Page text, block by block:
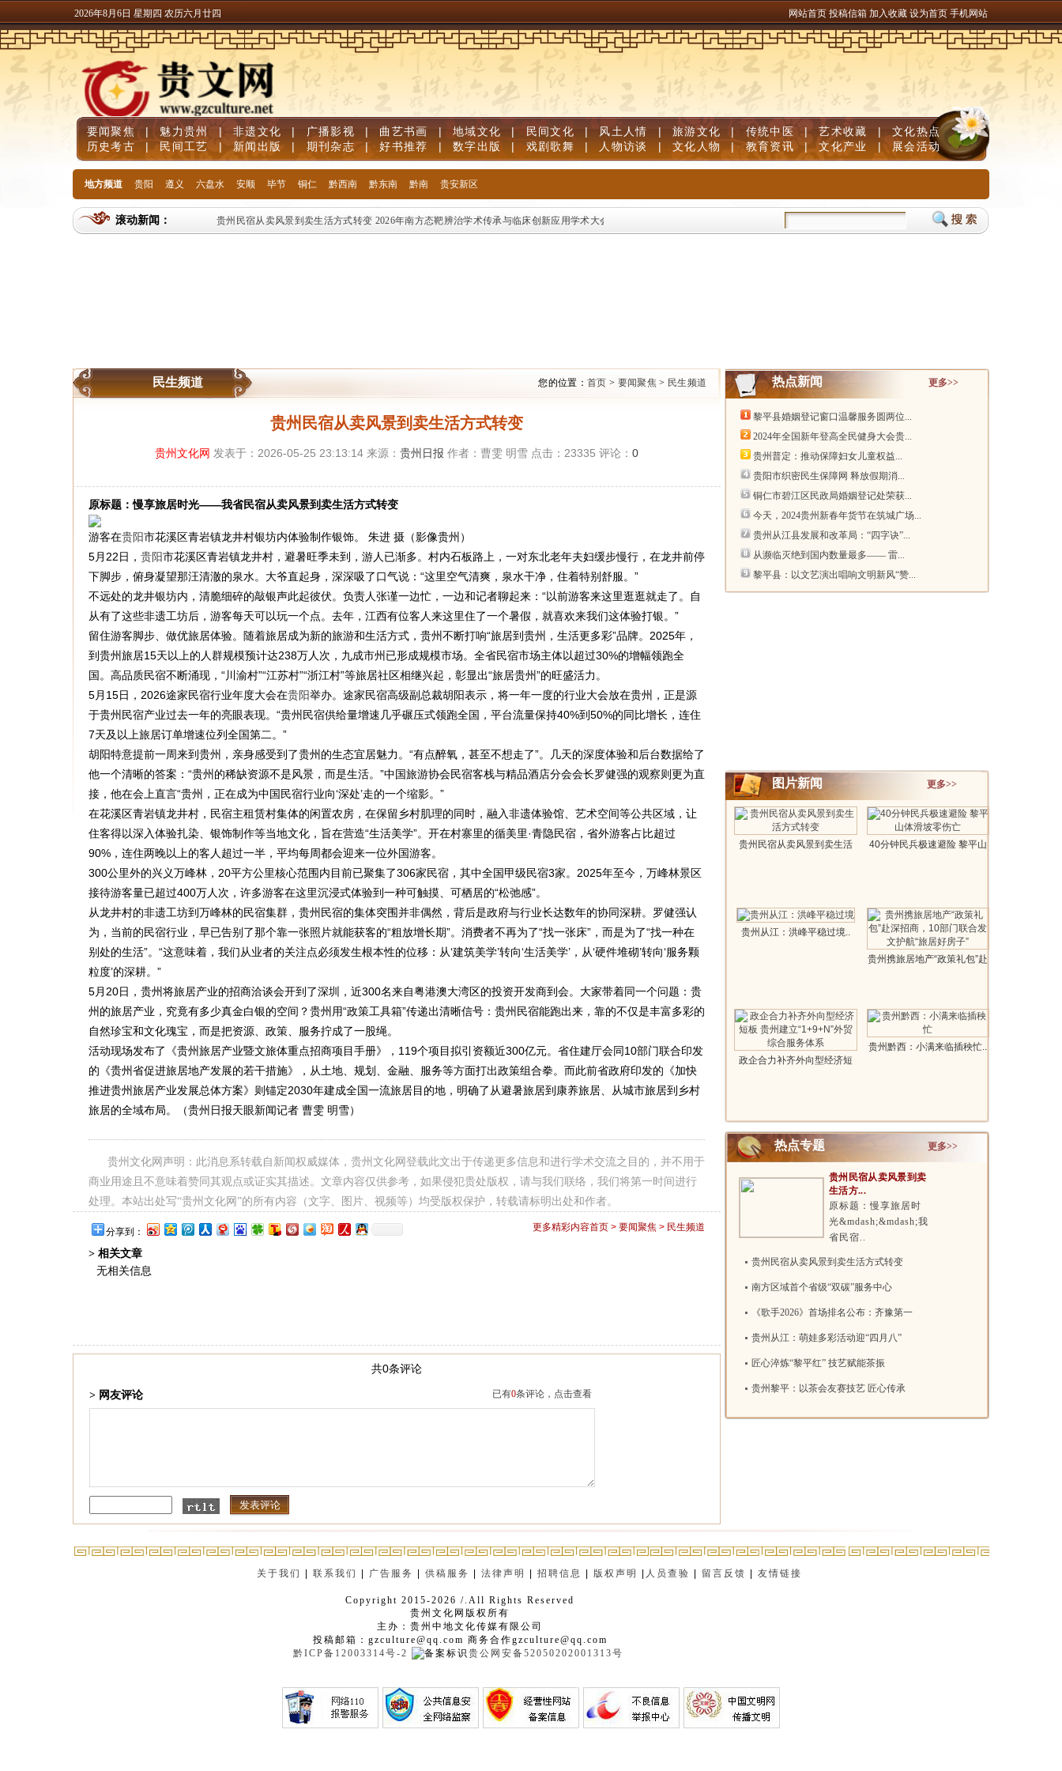
2026年8月6日 星期四 农历六月廿四 网站首页 投稿信箱 加入收藏 设为首页 手机网站
要闻聚焦 | 魅力贵州 | 非遗文化 | 广播影视 | 曲艺书画 | 地域文化 | 民间文化 | 风土人情 | 旅游文化 | 传统中医 | 艺术收藏 | 文化热点
历史考古
| 民间工艺 | 新闻出版 | 期刊杂志 | 好书推荐 | 数字出版 | 戏剧歌舞 | 人物访谈 | 文化人物 | 教育资讯 | 文化产业 | 展会活动
地方频道 贵阳 遵义 六盘水 安顺 毕节 铜仁 黔西南 黔东南 黔南 贵安新区
滚动新闻： 贵州民宿从卖风景到卖生活方式转变 2026年南方态靶辨治学术传承与临床创新应用学术大会在贵阳召开 文旅新探｜贵州石阡：寻觅“村味”中的乡土美
民生频道 您的位置： 首页 > 要闻聚焦> 民生频道
贵州民宿从卖风景到卖生活方式转变
贵州文化网 发表于：2026-05-25 23:13:14 来源： 贵州日报 作者：曹雯 明雪 点击： 23335 评论： 0
原标题：慢享旅居时光——我省民宿从卖风景到卖生活方式转变
游客在贵阳市花溪区青岩镇龙井村银坊内体验制作银饰。 朱进 摄（影像贵州）
5月22日， 贵阳市花溪区青岩镇龙井村，避暑旺季未到，游人已渐多。村内石板路上，一对东北老年夫妇缓步慢行，在龙井前停
下脚步，俯身凝望那汪清澈的泉水。大爷直起身，深深吸了口气说：“这里空气清爽，泉水干净，住着特别舒服。”
不远处的龙井银坊内，清脆细碎的敲银声此起彼伏。负责人张谨一边忙，一边和记者聊起来：“以前游客来这里逛逛就走了。自
从有了这些非遗工坊后，游客每天可以玩一个点。去年，江西有位客人来这里住了一个暑假，就喜欢来我们这体验打银。”
留住游客脚步、做优旅居体验。随着旅居成为新的旅游和生活方式，贵州不断打响“旅居到贵州，生活更多彩”品牌。2025年，
到贵州旅居15天以上的人群规模预计达238万人次，九成市州已形成规模市场。全省民宿市场主体以超过30%的增幅领跑全
国。高品质民宿不断涌现，“川渝村”“江苏村”“浙江村”等旅居社区相继兴起，彰显出“旅居贵州”的旺盛活力。
5月15日，2026途家民宿行业年度大会在贵阳举办。途家民宿高级副总裁胡阳表示，将一年一度的行业大会放在贵州，正是源
于贵州民宿产业过去一年的亮眼表现。“贵州民宿供给量增速几乎碾压式领跑全国，平台流量保持40%到50%的同比增长，连住
7天及以上旅居订单增速位列全国第二。”
胡阳特意提前一周来到贵州，亲身感受到了贵州的生态宜居魅力。“有点醉氧，甚至不想走了”。几天的深度体验和后台数据给了
他一个清晰的答案：“贵州的稀缺资源不是风景，而是生活。”中国旅游协会民宿客栈与精品酒店分会会长罗健强的观察则更为直
接，他在会上直言“贵州，正在成为中国民宿行业向‘深处’走的一个缩影。”
在花溪区青岩镇龙井村，民宿主租赁村集体的闲置农房，在保留乡村肌理的同时，融入非遗体验馆、艺术空间等公共区域，让
住客得以深入体验扎染、银饰制作等当地文化，旨在营造“生活美学”。开在村寨里的循美里·青隐民宿，省外游客占比超过
90%，连住两晚以上的客人超过一半，平均每周都会迎来一位外国游客。
300公里外的兴义万峰林，20平方公里核心范围内目前已聚集了306家民宿，其中全国甲级民宿3家。2025年至今，万峰林景区
接待游客量已超过400万人次，许多游客在这里沉浸式体验到一种可触摸、可栖居的“松弛感”。
从龙井村的非遗工坊到万峰林的民宿集群，贵州民宿的集体突围并非偶然，背后是政府与行业长达数年的协同深耕。罗健强认
为，当前的民宿行业，早已告别了那个靠一张照片就能获客的“粗放增长期”。消费者不再为了“找一张床”，而是为了“找一种在
别处的生活”。“这意味着，我们从业者的关注点必须发生根本性的位移：从‘建筑美学’转向‘生活美学’，从‘硬件堆砌’转向‘服务颗
粒度’的深耕。”
5月20日，贵州将旅居产业的招商洽谈会开到了深圳，近300名来自粤港澳大湾区的投资开发商到会。大家带着同一个问题：贵
州的旅居产业，究竟有多少真金白银的空间？贵州用“政策工具箱”传递出清晰信号：贵州民宿能跑出来，靠的不仅是丰富多彩的
自然珍宝和文化瑰宝，而是把资源、政策、服务拧成了一股绳。
活动现场发布了《贵州旅居产业暨文旅体重点招商项目手册》，119个项目拟引资额近300亿元。省住建厅会同10部门联合印发
的《贵州省促进旅居地产发展的若干措施》，从土地、规划、金融、服务等方面打出政策组合拳。而此前省政府印发的《加快
推进贵州旅居产业发展总体方案》则锚定2030年建成全国一流旅居目的地，明确了从避暑旅居到康养旅居、从城市旅居到乡村
旅居的全域布局。（贵州日报天眼新闻记者 曹雯 明雪）
贵州文化网声明：此消息系转载自新闻权威媒体，贵州文化网登载此文出于传递更多信息和进行学术交流之目的，并不用于
商业用途且不意味着赞同其观点或证实其描述。文章内容仅供参考，如果侵犯贵处版权，请与我们联络，我们将第一时间进行
处理。本站出处写“贵州文化网”的所有内容（文字、图片、视频等）均受版权保护，转载请标明出处和作者。
分享到： 更多精彩内容首页 > 要闻聚焦 > 民生频道
> 相关文章
无相关信息
共0条评论
> 网友评论 已有0条评论，点击查看
热点新闻 更多>>
黎平县婚姻登记窗口温馨服务圆两位...
2024年全国新年登高全民健身大会贵...
贵州普定：推动保障妇女儿童权益...
贵阳市织密民生保障网 释放假期消...
铜仁市碧江区民政局婚姻登记处荣获...
今天，2024贵州新春年货节在筑城广场...
贵州从江县发展和改革局：“四字诀”...
从濒临灭绝到国内数量最多—— 雷...
黎平县：以文艺演出唱响文明新风“赞...
图片新闻 更多>>
贵州民宿从卖风景到卖生活
40分钟民兵极速避险 黎平山
贵州从江：洪峰平稳过境..
贵州携旅居地产“政策礼包”赴
政企合力补齐外向型经济短
贵州黔西：小满来临插秧忙..
热点专题 更多>>
贵州民宿从卖风景到卖
生活方...
原标题：慢享旅居时
光&mdash;&mdash;我
省民宿..
贵州民宿从卖风景到卖生活方式转变
南方区域首个省级“双碳”服务中心
《歌手2026》首场排名公布：齐豫第一
贵州从江：萌娃多彩活动迎“四月八”
匠心淬炼“黎平红” 技艺赋能茶振
贵州黎平：以茶会友赛技艺 匠心传承
关于我们 联系我们 广告服务 供稿服务 法律声明 招聘信息 版权声明 人员查验 留言反馈 友情链接
Copyright 2015-2026 /.All Rights Reserved
贵州文化网版权所有
主办：贵州中地文化传媒有限公司
投稿邮箱：gzculture@qq.com 商务合作gzculture@qq.com
黔ICP备12003314号-2
贵公网安备52050202001313号